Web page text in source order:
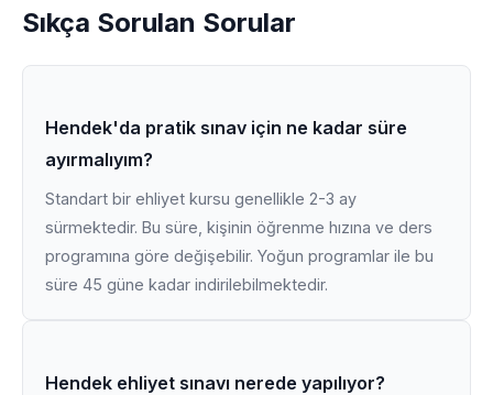
Sıkça Sorulan Sorular
Hendek'da pratik sınav için ne kadar süre
ayırmalıyım?
Standart bir ehliyet kursu genellikle 2-3 ay
sürmektedir. Bu süre, kişinin öğrenme hızına ve ders
programına göre değişebilir. Yoğun programlar ile bu
süre 45 güne kadar indirilebilmektedir.
Hendek ehliyet sınavı nerede yapılıyor?